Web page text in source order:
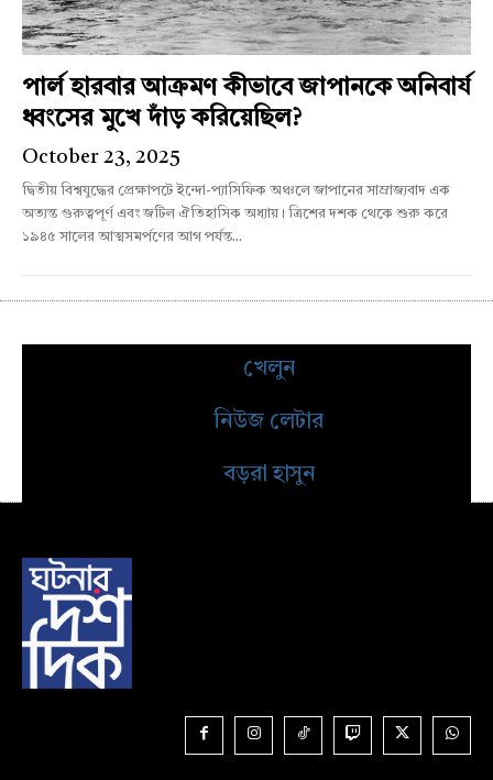
পার্ল হারবার আক্রমণ কীভাবে জাপানকে অনিবার্য
ধ্বংসের মুখে দাঁড় করিয়েছিল?
October 23, 2025
দ্বিতীয় বিশ্বযুদ্ধের প্রেক্ষাপটে ইন্দো-প্যাসিফিক অঞ্চলে জাপানের সাম্রাজ্যবাদ এক
অত্যন্ত গুরুত্বপূর্ণ এবং জটিল ঐতিহাসিক অধ্যায়। ত্রিশের দশক থেকে শুরু করে
১৯৪৫ সালের আত্মসমর্পণের আগ পর্যন্ত...
খেলুন
নিউজ লেটার
বড়রা হাসুন